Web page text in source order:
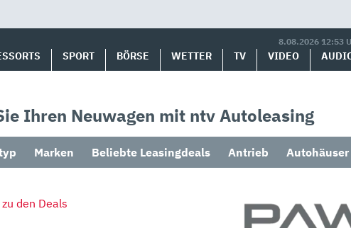
8.08.2026 12:53
SPORT BÖRSE WETTER TV VIDEO
Ihren Neuwagen mit ntv Autoleasing
Marken Beliebte Leasingdeals Antrieb Autohäuser
den Deals